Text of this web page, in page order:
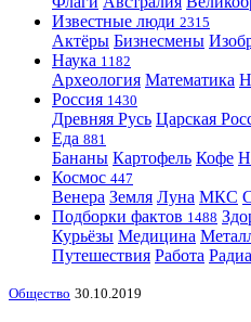
Известные люди 2315
Актёры Бизнесмены
Наука 1182
Археология Математика
Россия 1430
Древняя Русь Царская
Еда 881
Бананы Картофель Кофе
Космос 447
Венера Земля Луна МКС
Подборки фактов 1488
Курьёзы Медицина
Путешествия Работа
Общество 30.10.2019